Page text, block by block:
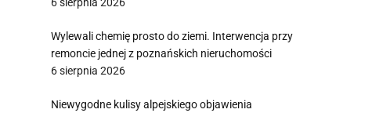
Wylewali chemię prosto do ziemi. Interwencja przy
remoncie jednej z poznańskich nieruchomości
6 sierpnia 2026
Niewygodne kulisy alpejskiego objawienia